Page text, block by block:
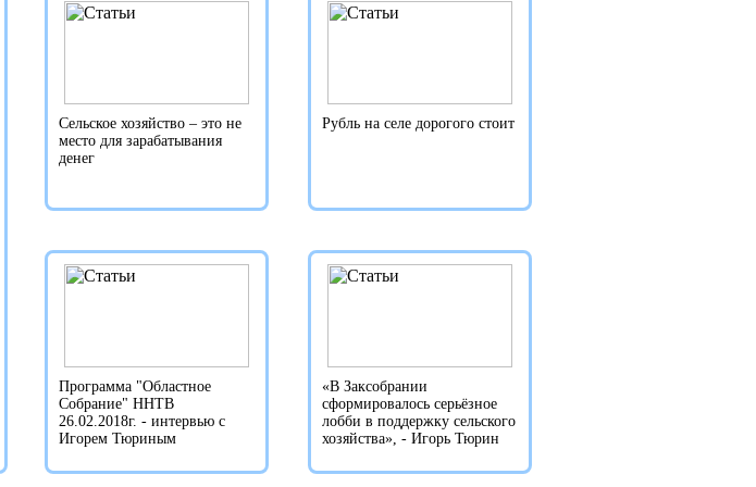
Сельское хозяйство – это не
место для зарабатывания
денег
Рубль на селе дорогого стоит
Программа "Областное
Собрание" ННТВ
26.02.2018г. - интервью с
Игорем Тюриным
«В Заксобрании
сформировалось серьёзное
лобби в поддержку сельского
хозяйства», - Игорь Тюрин